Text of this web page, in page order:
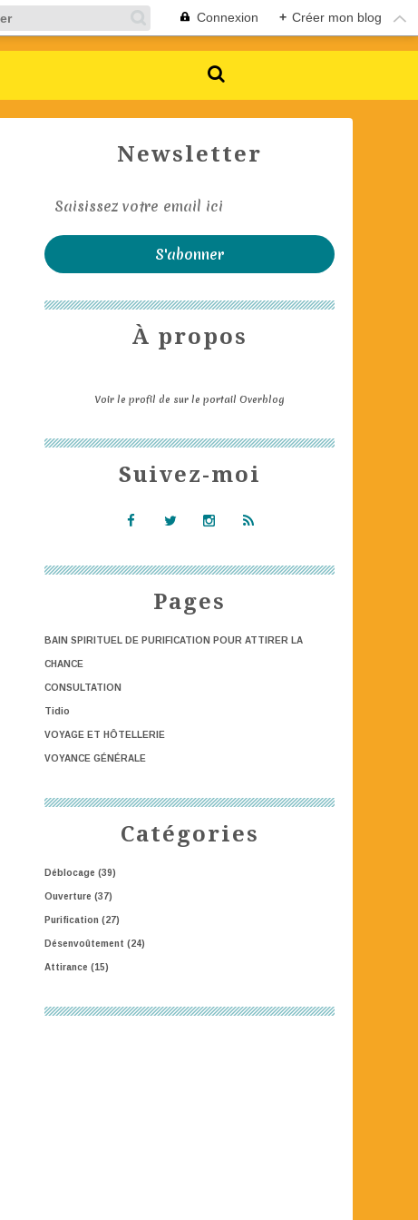
Connexion + Créer mon blog
Newsletter
Catégories
Déblocage (39)
Ouverture (37)
Purification (27)
Désenvoûtement (24)
Attirance (15)
Pages
BAIN SPIRITUEL DE PURIFICATION POUR ATTIRER LA
CHANCE
CONSULTATION
Tidio
VOYAGE ET HÔTELLERIE
VOYANCE GÉNÉRALE
Suivez-moi
À propos
Voir le profil de sur le portail Overblog